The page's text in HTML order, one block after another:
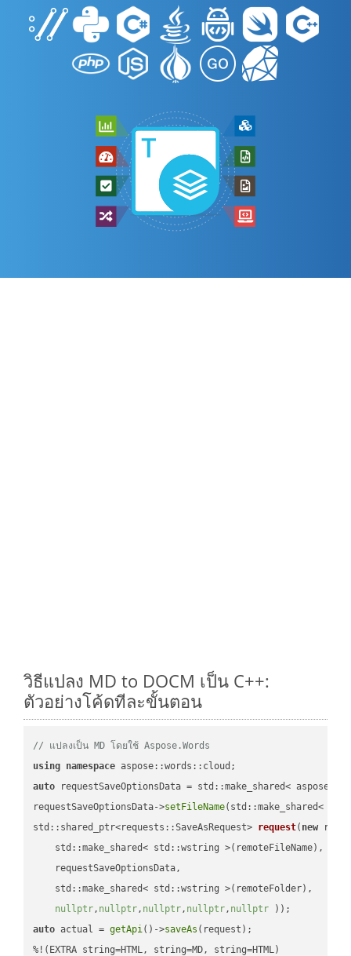
วิธีแปลง MD to DOCM เป็น C++:
ตัวอย่างโค้ดทีละขั้นตอน
// แปลงเป็น MD โดยใช้ Aspose.Words
using namespace
auto requestSaveOptionsData = std::make_shared<
requestSaveOptionsData->setFileName(std::make_shared<
std::shared_ptr<requests::SaveAsRequest> request( new
    std::make_shared< std::wstring >(remoteFileName),
    requestSaveOptionsData,
    std::make_shared< std::wstring >(remoteFolder),
nullptr, nullptr, nullptr, nullptr, nullptr ))
auto actual = getApi()->saveAs (request);